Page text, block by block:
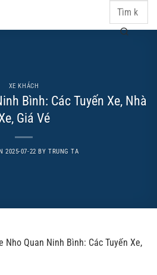
XE KHÁCH
Bình: Các Tuyến Xe, Nhà
Giá Vé
2025-07-22 BY TRUNG TA
Nho Quan Ninh Bình: Các Tuyến Xe,